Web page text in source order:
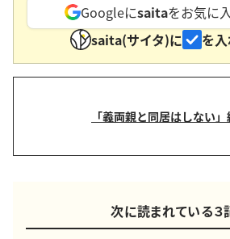
Googleにsaitaをお気に
saita(サイタ)に
を
「義両親と同居はしない
次に読まれている３